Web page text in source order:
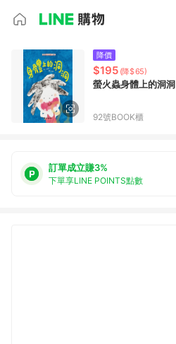
降價
$195 (降$65)
螢火蟲身體上的洞洞
92號BOOK櫃
訂單成立賺3%
下單享LINE POINTS點數